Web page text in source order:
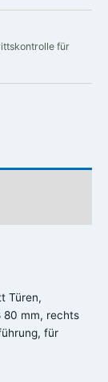
für
Türen,
80 mm, rechts
für